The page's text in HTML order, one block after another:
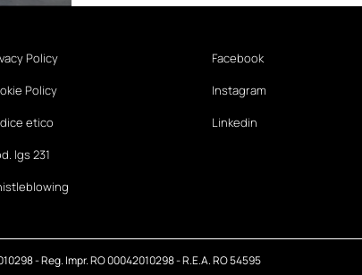
Policy
Policy
etico
lgs 231
Facebook
Instagram
Linkedin
- Reg. Impr. RO 00042010298 - R.E.A. RO 54595